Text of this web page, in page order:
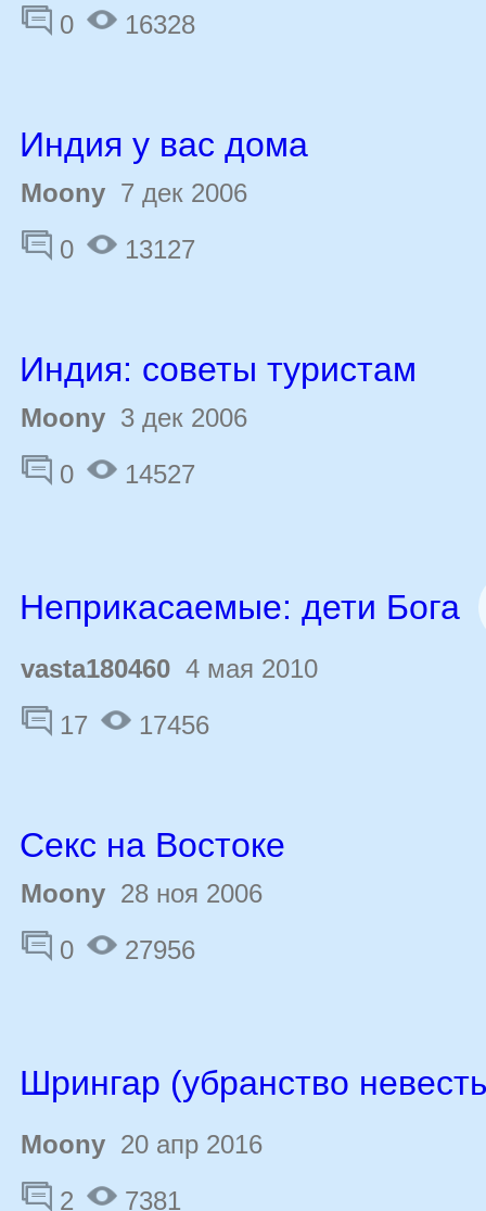
0
16328
Индия у вас дома
Moony 7 дек 2006
0
13127
Индия: советы туристам
Moony 3 дек 2006
0
14527
Неприкасаемые: дети Бога
vasta180460 4 мая 2010
17
17456
Секс на Востоке
Moony 28 ноя 2006
0
27956
Шрингар (убранство
Moony 20 апр 2016
2
7381